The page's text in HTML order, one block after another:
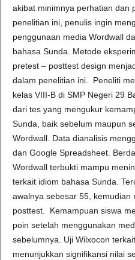
akibat minimnya perhatian dan
penelitian ini, penulis ingin
penggunaan media Wordwall
bahasa Sunda. Metode
pretest – posttest design
dalam penelitian ini. Peneliti
kelas VIII-B di SMP Negeri 29
dari tes yang mengukur
Sunda, baik sebelum maupun
Wordwall. Data dianalisis
dan Google Spreadsheet.
Wordwall terbukti mampu
terkait idiom bahasa Sunda.
awalnya sebesar 55, kemudian
posttest. Kemampuan siswa
poin setelah menggunakan
sebelumnya. Uji Wilxocon
menunjukkan signifikansi nilai